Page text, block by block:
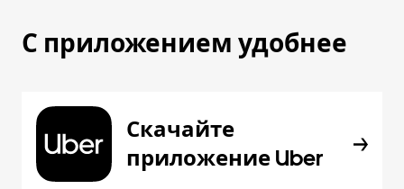
С приложением удобнее
Скачайте
приложение Uber